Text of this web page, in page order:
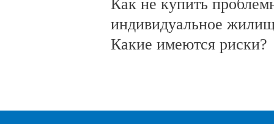
Как не купить
индивидуальное
Какие имеются риски?